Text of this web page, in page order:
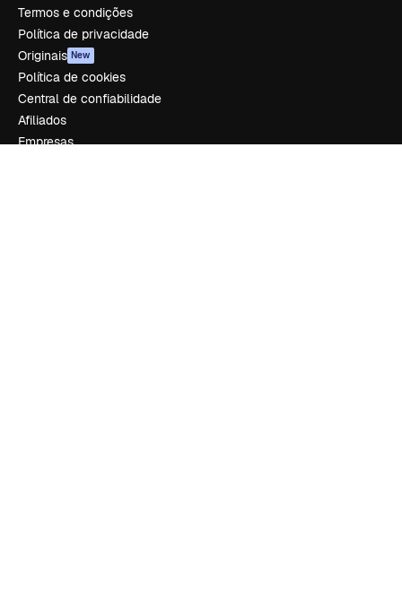
Termos e condições
Política de privacidade
Originais New
Política de cookies
Central de confiabilidade
Afiliados
Empresas